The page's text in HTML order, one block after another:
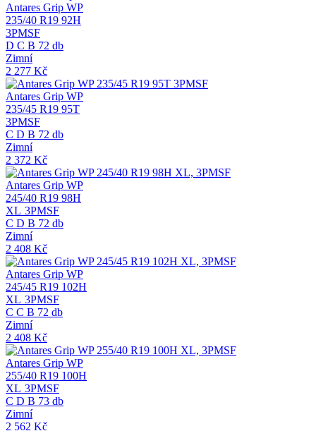
Antares Grip WP
235/40 R19 92H
3PMSF
D C B 72 db
Zimní
2 277 Kč
Antares Grip WP
235/45 R19 95T
3PMSF
C D B 72 db
Zimní
2 372 Kč
Antares Grip WP
245/40 R19 98H
XL 3PMSF
C D B 72 db
Zimní
2 408 Kč
Antares Grip WP
245/45 R19 102H
XL 3PMSF
C C B 72 db
Zimní
2 408 Kč
Antares Grip WP
255/40 R19 100H
XL 3PMSF
C D B 73 db
Zimní
2 562 Kč